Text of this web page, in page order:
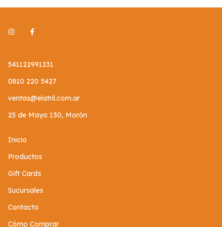
541122991231
0810 220 5427
ventas@elatril.com.ar
25 de Mayo 130, Morón
Inicio
Productos
Gift Cards
Sucursales
Contacto
Cómo Comprar